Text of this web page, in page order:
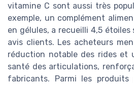
vitamine C sont aussi très
exemple, un complément
en gélules, a recueilli 4,5 étoiles
avis clients. Les acheteurs
réduction notable des rides et
santé des articulations,
fabricants. Parmi les produits